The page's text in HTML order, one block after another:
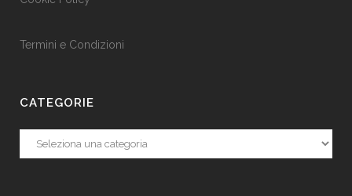
Termini e Condizioni
CATEGORIE
Categorie